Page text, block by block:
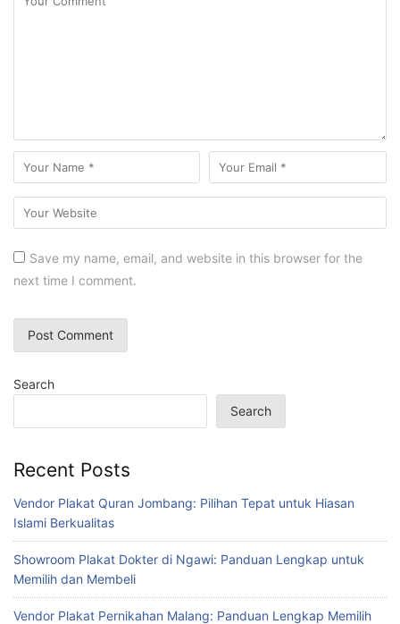
Save my name, email, and website in this browser for the
next time I comment.
Search
Search
Recent Posts
Vendor Plakat Quran Jombang: Pilihan Tepat untuk Hiasan
Islami Berkualitas
Showroom Plakat Dokter di Ngawi: Panduan Lengkap untuk
Memilih dan Membeli
Vendor Plakat Pernikahan Malang: Panduan Lengkap Memilih